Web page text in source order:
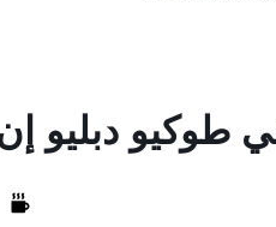
طوكيو دبليو